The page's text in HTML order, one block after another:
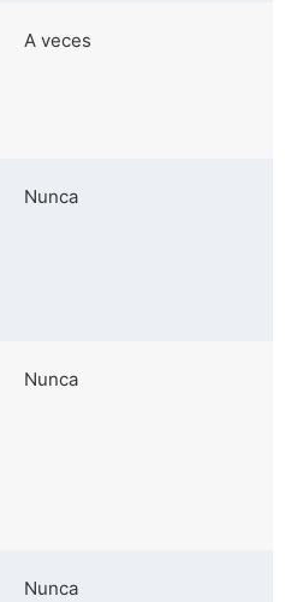
A veces
Nunca
Nunca
Nunca